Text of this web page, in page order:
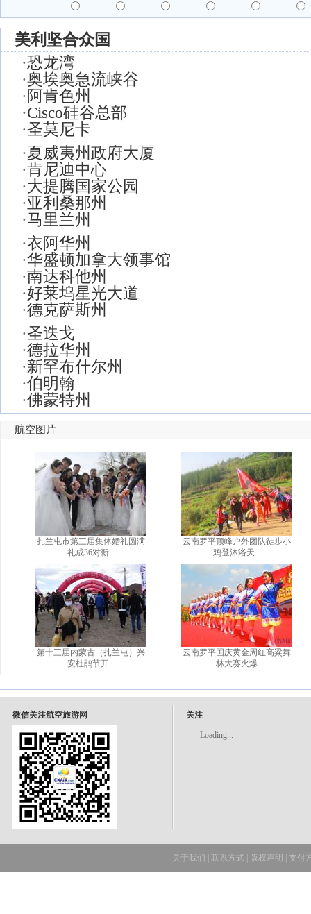
美利坚合众国
·恐龙湾
·奥埃奥急流峡谷
·阿肯色州
·Cisco硅谷总部
·圣莫尼卡
·夏威夷州政府大厦
·肯尼迪中心
·大提腾国家公园
·亚利桑那州
·马里兰州
·衣阿华州
·华盛顿加拿大领事馆
·南达科他州
·好莱坞星光大道
·德克萨斯州
·圣迭戈
·德拉华州
·新罕布什尔州
·伯明翰
·佛蒙特州
航空图片
扎兰屯市第三届集体婚礼圆满
礼成36对新...
第十三届内蒙古（扎兰屯）兴
安杜鹃节开...
云南罗平顶峰户外团队徒步小
鸡登沐浴天...
云南罗平国庆黄金周红高粱舞
林大赛火爆
微信关注航空旅游网 关注
Loading...
关于我们 联系方式 版权声明 支付